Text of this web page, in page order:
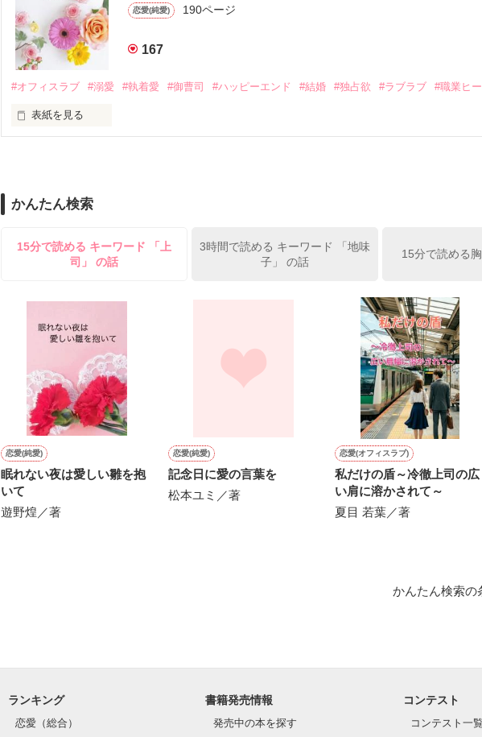
夏木美桜(なつきみお)
✕
鳴海哲平 (なるみてっぺい)
止まっていたはずの二人の時間が、再び動き出す。
恋愛(純愛) 190ページ
167
#オフィスラブ #溺愛 #執着愛 #御曹司 #ハッピーエンド #結婚 #独占欲 #ラブラブ #職業ヒ
表紙を見る
雪瀬鷹哉（29）が『──俺と結婚してくれないか』といきなりプロポーズをしてきた上、同
鷹哉『宜しくな、俺の雛子』🦅
雛子『俺の……ひぃ、雛子？！！！』🐥
シゴデキで冷徹な上司が見せる素顔は、なぜか想像以上に甘くて……🐥💓🦅
※表紙も作中使用の画像も全てフリー素材です。
※執筆期間2026.6.3〜7.20完結です。
※他サイトさんにて恋愛トレンド1位でした〜良かったら読んで頂けると嬉しいです。
かんたん検索
15分で読める キーワード 「上
司」 の話
3時間で読める キーワード 「地味
子」 の話
15分で読める
恋愛(純愛)
眠れない夜は愛しい雛を抱
いて
遊野煌／著
恋愛(純愛)
記念日に愛の言葉を
松本ユミ／著
恋愛(オフィスラブ)
私だけの盾～冷徹上司の広
い肩に溶かされて～
夏目 若葉／著
かんたん検索の
ランキング
恋愛（総合）
書籍発売情報
発売中の本を探す
コンテスト
コンテスト一覧